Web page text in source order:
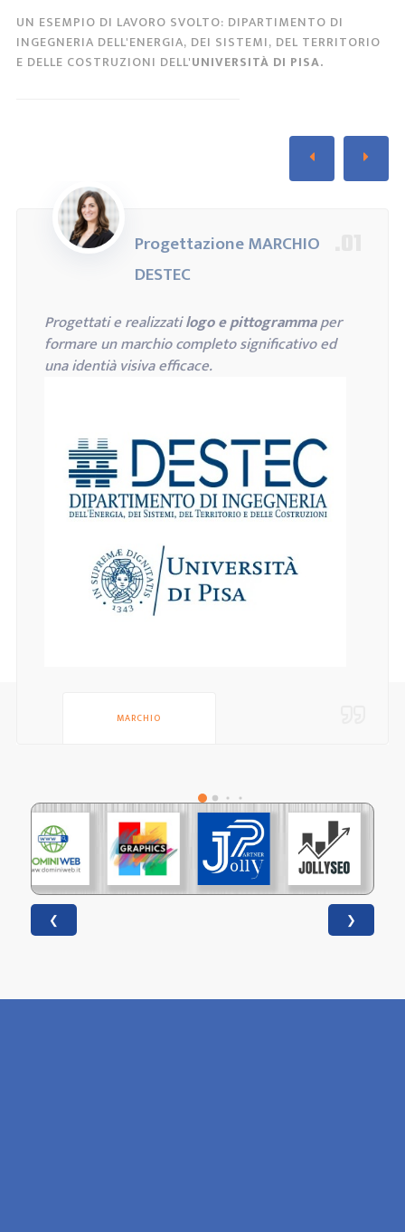
UN ESEMPIO DI LAVORO SVOLTO: DIPARTIMENTO DI
INGEGNERIA DELL'ENERGIA, DEI SISTEMI, DEL TERRITORIO
E DELLE COSTRUZIONI DELL'UNIVERSITÀ DI PISA.
Progettazione MARCHIO
DESTEC
Progettati e realizzatilogo e pittogrammaper
formare un marchio completo significativo ed
una identià visiva efficace.
MARCHIO
❮ ❯